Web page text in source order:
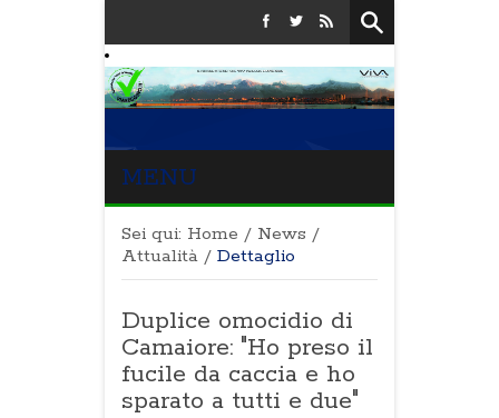
MENU
Sei qui: Home / News /
Attualità / Dettaglio
Duplice omocidio di
Camaiore: "Ho preso il
fucile da caccia e ho
sparato a tutti e due"